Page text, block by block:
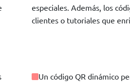
especiales. Además, los
clientes o tutoriales que
Un código QR dinámico